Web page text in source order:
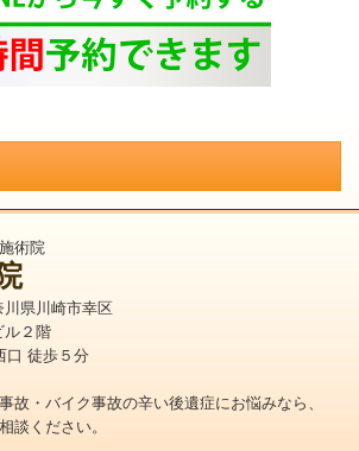
術院
川県川崎市幸区
ル２階
口 徒歩５分
故・バイク事故の辛い後遺症にお悩みなら、
談ください。